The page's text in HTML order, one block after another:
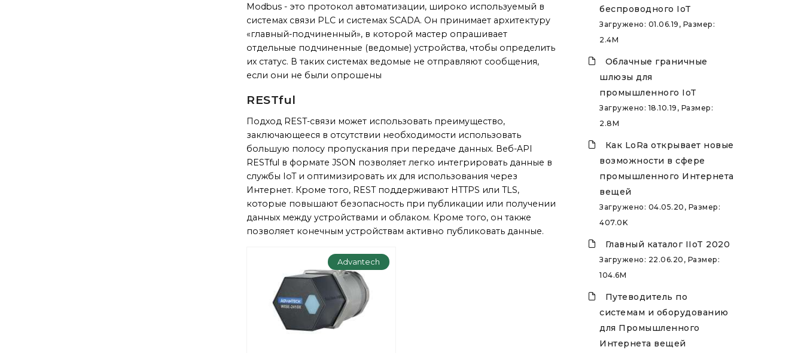
Modbus - это протокол автоматизации, широко используемый в
системах связи PLC и системах SCADA. Он принимает архитектуру
«главный-подчиненный», в которой мастер опрашивает
отдельные подчиненные (ведомые) устройства, чтобы определить
их статус. В таких системах ведомые не отправляют сообщения,
если они не были опрошены
RESTful
Подход REST-связи может использовать преимущество,
заключающееся в отсутствии необходимости использовать
большую полосу пропускания при передаче данных. Веб-API
RESTful в формате JSON позволяет легко интегрировать данные в
службы IoT и оптимизировать их для использования через
Интернет. Кроме того, REST поддерживают HTTPS или TLS,
которые повышают безопасность при публикации или получении
данных между устройствами и облаком. Кроме того, он также
позволяет конечным устройствам активно публиковать данные.
Advantech
беспроводного IoT
Загружено: 01.06.19, Размер:
2.4M
Облачные граничные
шлюзы для
промышленного IoT
Загружено: 18.10.19, Размер:
2.8M
Как LoRa открывает новые
возможности в сфере
промышленного Интернета
вещей
Загружено: 04.05.20, Размер:
407.0K
Главный каталог IIoT 2020
Загружено: 22.06.20, Размер:
104.6M
Путеводитель по
системам и оборудованию
для Промышленного
Интернета вещей